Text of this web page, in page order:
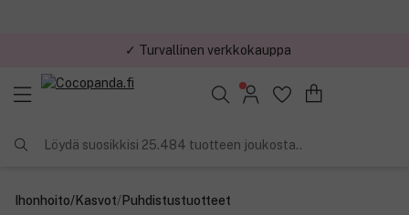
✓ Turvallinen verkkokauppa
Löydä suosikkisi 25.484 tuotteen joukosta..
Ihonhoito/Kasvot/Puhdistustuotteet